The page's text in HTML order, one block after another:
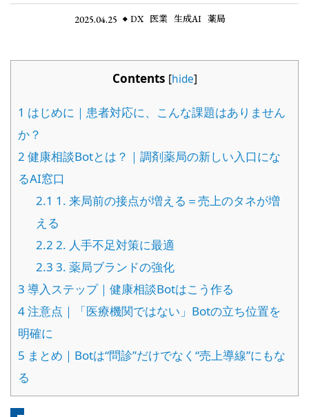
2025.04.25 DX 医業 生成AI 薬局
Contents [hide]
1 はじめに｜患者対応に、こんな課題はありません
か？
2 健康相談Botとは？｜調剤薬局の新しい入口にな
るAI窓口
2.1 1. 来局前の接点が増える＝売上のタネが増
える
2.2 2. 人手不足対策に最適
2.3 3. 薬局ブランドの強化
3 導入ステップ｜健康相談Botはこう作る
4注意点｜「医療機関ではない」Botの立ち位置を
明確に
5 まとめ｜Botは“問診”だけでなく“売上導線”にもな
る